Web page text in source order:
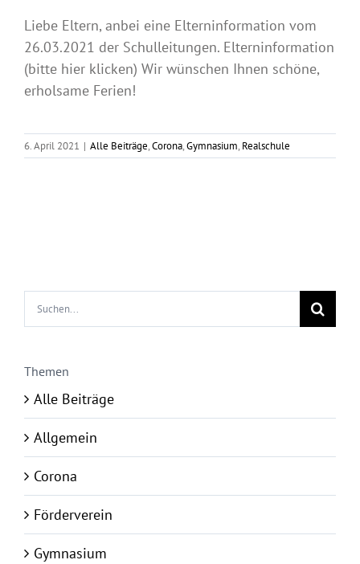
Liebe Eltern, anbei eine Elterninformation vom
26.03.2021 der Schulleitungen. Elterninformation
(bitte hier klicken) Wir wünschen Ihnen schöne,
erholsame Ferien!
6. April 2021 | Alle Beiträge,Corona,Gymnasium, Realschule
Suche
nach:
Themen
Alle Beiträge
Allgemein
Corona
Förderverein
Gymnasium